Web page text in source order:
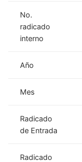
No.
radicado
interno
Año
Mes
Radicado
de Entrada
Radicado